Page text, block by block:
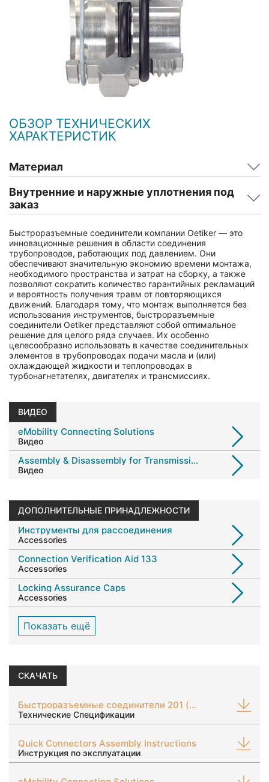
ОБЗОР ТЕХНИЧЕСКИХ
ХАРАКТЕРИСТИК
Материал
Внутренние и наружные уплотнения под
заказ
Быстроразъемные соединители компании Oetiker — это
инновационные решения в области соединения
трубопроводов, работающих под давлением. Они
обеспечивают значительную экономию времени монтажа,
необходимого пространства и затрат на сборку, а также
позволяют сократить количество гарантийных рекламаций
и вероятность получения травм от повторяющихся
движений. Благодаря тому, что монтаж выполняется без
использования инструментов, быстроразъемные
соединители Oetiker представляют собой оптимальное
решение для целого ряда случаев. Их особенно
целесообразно использовать в качестве соединительных
элементов в трубопроводах подачи масла и (или)
охлаждающей жидкости и теплопроводах в
турбонагнетателях, двигателях и трансмиссиях.
ВИДЕО
eMobility Connecting Solutions
Видео
Assembly & Disassembly for Transmission Oil Cooling Lines
Видео
ДОПОЛНИТЕЛЬНЬІЕ ПРИНАДЛЕЖНОСТИ
Инструменты для рассоединения
Accessories
Connection Verification Aid 133
Accessories
Locking Assurance Caps
Accessories
Показать ещë
СКАЧАТЬ
Быстроразъемные соединители 201 (сталь)
Технические Спецификации
Quick Connectors Assembly Instructions
Инструкция по эксплуатации